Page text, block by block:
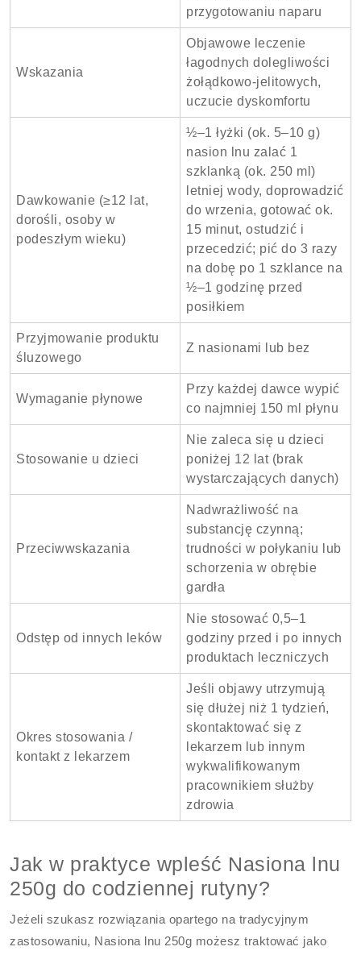
przygotowaniu naparu
Wskazania
Objawowe leczenie
łagodnych dolegliwości
żołądkowo-jelitowych,
uczucie dyskomfortu
Dawkowanie (≥12 lat,
dorośli, osoby w
podeszłym wieku)
½–1 łyżki (ok. 5–10 g)
nasion lnu zalać 1
szklanką (ok. 250 ml)
letniej wody, doprowadzić
do wrzenia, gotować ok.
15 minut, ostudzić i
przecedzić; pić do 3 razy
na dobę po 1 szklance na
½–1 godzinę przed
posiłkiem
Przyjmowanie produktu
śluzowego
Z nasionami lub bez
Wymaganie płynowe
Przy każdej dawce wypić
co najmniej 150 ml płynu
Stosowanie u dzieci
Nie zaleca się u dzieci
poniżej 12 lat (brak
wystarczających danych)
Przeciwwskazania
Nadwrażliwość na
substancję czynną;
trudności w połykaniu lub
schorzenia w obrębie
gardła
Odstęp od innych leków
Nie stosować 0,5–1
godziny przed i po innych
produktach leczniczych
Okres stosowania /
kontakt z lekarzem
Jeśli objawy utrzymują
się dłużej niż 1 tydzień,
skontaktować się z
lekarzem lub innym
wykwalifikowanym
pracownikiem służby
zdrowia
Jak w praktyce wpleść Nasiona lnu
250g do codziennej rutyny?
Jeżeli szukasz rozwiązania opartego na tradycyjnym
zastosowaniu, Nasiona lnu 250g możesz traktować jako